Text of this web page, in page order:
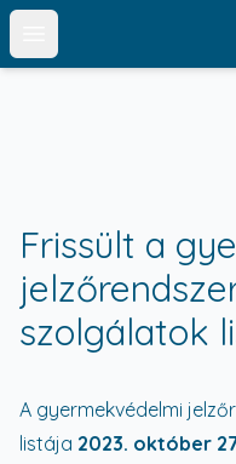
Open main menu
Frissült a
szolgálatok
A gyermekvédelmi
listája 2023. október